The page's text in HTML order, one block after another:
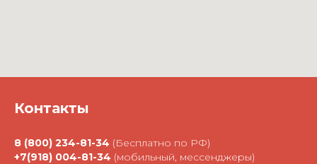
Контакты
8 (800) 234-81-34 (Бесплатно по РФ)
+7(918) 004-81-34 (мобильный, мессенджеры)